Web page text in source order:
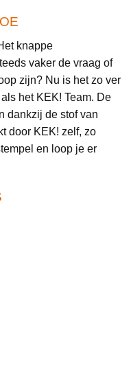
knappe
vaker de vraag of
zijn? Nu is het zo ver
het KEK! Team. De
dankzij de stof van
door KEK! zelf, zo
en loop je er